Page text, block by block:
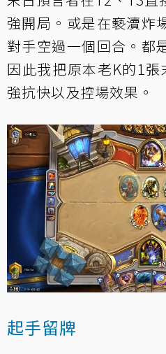
強開局。或是在褻瀆炸
對手空過一個回合。都
因此我把原本老K的1
強抗快以及控場效果。
起手留牌